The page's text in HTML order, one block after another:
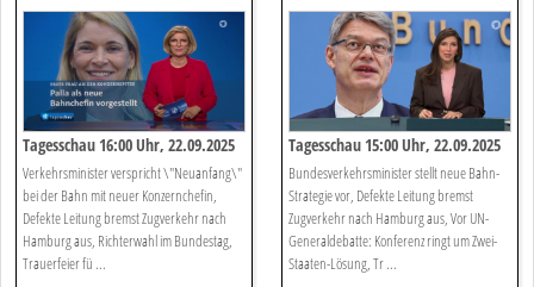
Tagesschau 16:00 Uhr, 22.09.2025
Verkehrsminister verspricht \"Neuanfang\"
bei der Bahn mit neuer Konzernchefin,
Defekte Leitung bremst Zugverkehr nach
Hamburg aus, Richterwahl im Bundestag,
Trauerfeier fü ...
Tagesschau 15:00 Uhr, 22.09.2025
Bundesverkehrsminister stellt neue Bahn-
Strategie vor, Defekte Leitung bremst
Zugverkehr nach Hamburg aus, Vor UN-
Generaldebatte: Konferenz ringt um Zwei-
Staaten-Lösung, Tr ...